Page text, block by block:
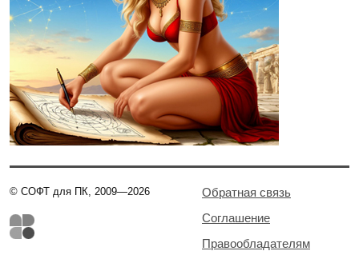
© СОФТ для ПК, 2009—2026
Обратная связь
Соглашение
Правообладателям